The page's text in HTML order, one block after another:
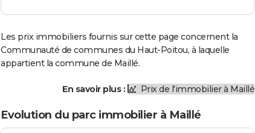
Les prix immobiliers fournis sur cette page concernent la
Communauté de communes du Haut-Poitou, à laquelle
appartient la commune de Maillé.
En savoir plus : Prix de l'immobilier à Maillé
Evolution du parc immobilier à Maillé